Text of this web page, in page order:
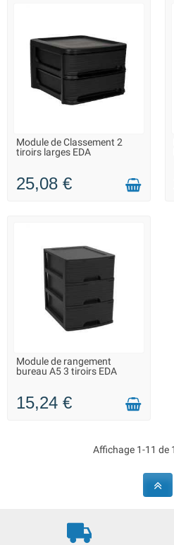
LIVRAISON 2 À 3 JOURS
Module de Classement 2
tiroirs larges EDA
25,08 €
LIVRAISON 2 À 3 JOURS
Module de rangement
bureau A5 3 tiroirs EDA
15,24 €
Affichage 1-11 de